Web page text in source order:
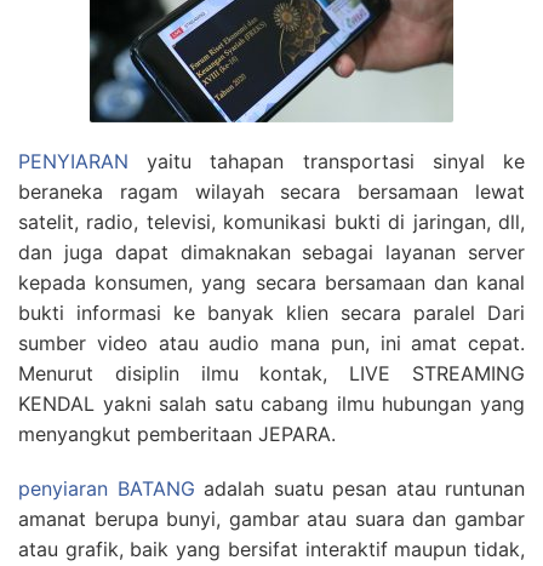
PENYIARAN yaitu tahapan transportasi sinyal ke
beraneka ragam wilayah secara bersamaan lewat
satelit, radio, televisi, komunikasi bukti di jaringan, dll,
dan juga dapat dimaknakan sebagai layanan server
kepada konsumen, yang secara bersamaan dan kanal
bukti informasi ke banyak klien secara paralel Dari
sumber video atau audio mana pun, ini amat cepat.
Menurut disiplin ilmu kontak, LIVE STREAMING
KENDAL yakni salah satu cabang ilmu hubungan yang
menyangkut pemberitaan JEPARA.
penyiaran BATANG adalah suatu pesan atau runtunan
amanat berupa bunyi, gambar atau suara dan gambar
atau grafik, baik yang bersifat interaktif maupun tidak,